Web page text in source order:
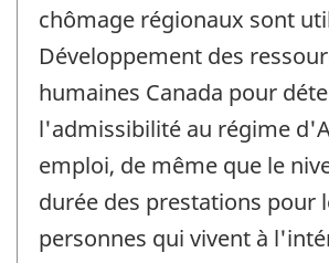
chômage régionaux sont
Développement des
humaines Canada pour
l'admissibilité au régime
emploi, de même que le
durée des prestations pour
personnes qui vivent à